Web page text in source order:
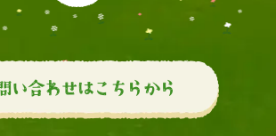
い合わせはこちらから